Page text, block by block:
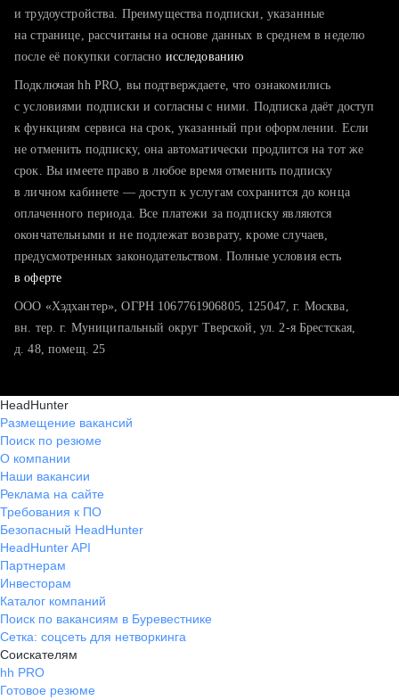
тратите много времени на поиск и вручную поднимаете
хотите сравнить себя с конкурентами и оценить шансы
и трудоустройства. Преимущества подписки, указанные
на странице, рассчитаны на основе данных в среднем в неделю
после её покупки согласно исследованию
Подключая hh PRO, вы подтверждаете, что ознакомились
с условиями подписки и согласны с ними. Подписка даёт доступ
к функциям сервиса на срок, указанный при оформлении. Если
не отменить подписку, она автоматически продлится на тот же
срок. Вы имеете право в любое время отменить подписку
в личном кабинете — доступ к услугам сохранится до конца
оплаченного периода. Все платежи за подписку являются
окончательными и не подлежат возврату, кроме случаев,
предусмотренных законодательством. Полные условия есть
в оферте
ООО «Хэдхантер», ОГРН 1067761906805, 125047, г. Москва,
вн. тер. г. Муниципальный округ Тверской, ул. 2-я Брестская,
д. 48, помещ. 25
HeadHunter
Размещение вакансий
Поиск по резюме
О компании
Наши вакансии
Реклама на сайте
Требования к ПО
Безопасный HeadHunter
HeadHunter API
Партнерам
Инвесторам
Каталог компаний
Поиск по вакансиям в Буревестнике
Сетка: соцсеть для нетворкинга
Соискателям
hh PRO
Готовое резюме